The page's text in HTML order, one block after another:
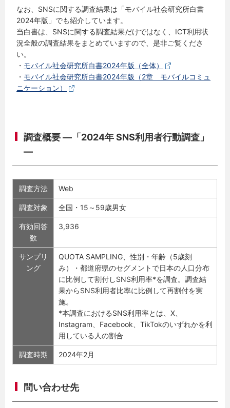
なお、SNSに関する調査結果は「モバイル社会研究所白書
2024年版」でも紹介しています。
当白書は、SNSに関する調査結果だけではなく、ICT利用状
況全般の調査結果をまとめていますので、是非ご覧くださ
い。
・ モバイル社会研究所白書2024年版（全体）
・ モバイル社会研究所白書2024年版（2章 モバイルコミュ
ニケーション）
調査概要 ―「2024年 SNS利用者行動調査」
―
調査方法 Web
調査対象 全国・15～59歳男女
有効回答
数
3,936
サンプリ
ング
QUOTA SAMPLING、性別・年齢（5歳刻
み）・都道府県のセグメントで日本の人口分布
に比例して割付しSNS利用率*を調査。調査結
果からSNS利用者比率に比例して再割付を実
施。
*本調査におけるSNS利用率とは、X、
Instagram、Facebook、TikTokのいずれかを利
用している人の割合
調査時期 2024年2月
問い合わせ先